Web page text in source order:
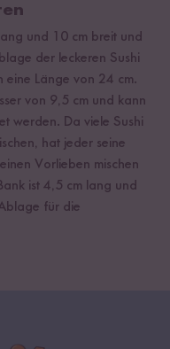
und 10 cm breit und
der leckeren Sushi
eine Länge von 24 cm.
von 9,5 cm und kann
werden. Da viele Sushi
hat jeder seine
Vorlieben mischen
ist 4,5 cm lang und
für die